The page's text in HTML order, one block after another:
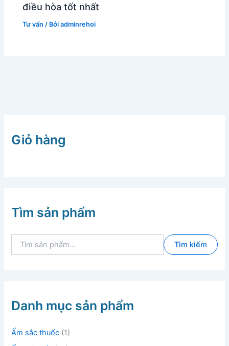
điều hòa tốt nhất
Tư vấn / Bởiadminrehoi
Giỏ hàng
Tìm sản phẩm
m
:
Tìm kiếm
Danh mục sản phẩm
Ấm sắc thuốc (1)